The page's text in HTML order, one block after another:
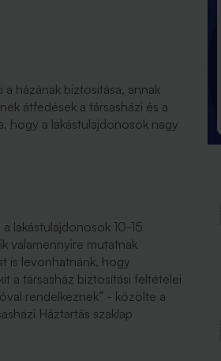
házának biztosítása, annak
átfedések a társasházi és a
hogy a lakástulajdonosok nagy
lakástulajdonosok 10-15
valamennyire mutatnak
is levonhatnánk, hogy
a társasház biztosítási feltételei
rendelkeznek” - közölte a
Háztartás szaklap